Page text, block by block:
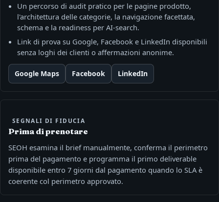
Un percorso di audit pratico per le pagine prodotto,
l'architettura delle categorie, la navigazione facettata,
schema e la readiness per AI-search.
Link di prova su Google, Facebook e LinkedIn disponibili
senza loghi dei clienti o affermazioni anonime.
Google Maps Facebook LinkedIn
SEGNALI DI FIDUCIA
Prima di prenotare
SEOH esamina il brief manualmente, conferma il perimetro
prima del pagamento e programma il primo deliverable
disponibile entro 7 giorni dal pagamento quando lo SLA è
coerente col perimetro approvato.